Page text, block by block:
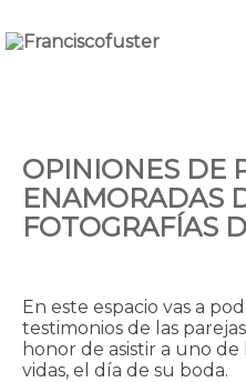
OPINIONES DE
ENAMORADAS
FOTOGRAFÍAS
En este espacio vas a
testimonios de las
honor de asistir a uno de
vidas, el día de su boda.